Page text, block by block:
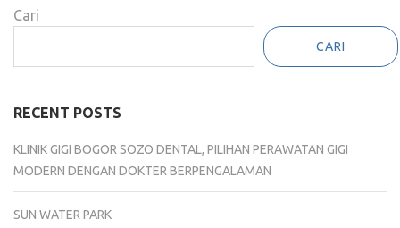
Cari
CARI
RECENT POSTS
KLINIK GIGI BOGOR SOZO DENTAL, PILIHAN PERAWATAN GIGI
MODERN DENGAN DOKTER BERPENGALAMAN
SUN WATER PARK